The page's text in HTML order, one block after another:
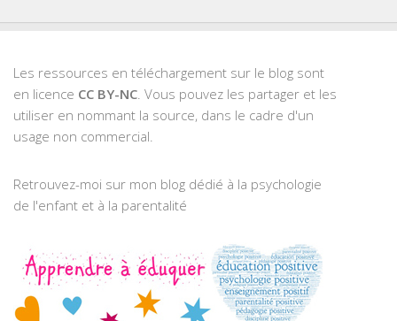
Les ressources en téléchargement sur le blog sont
en licence CC BY-NC . Vous pouvez les partager et les
utiliser en nommant la source, dans le cadre d'un
usage non commercial.
Retrouvez-moi sur mon blog dédié à la psychologie
de l'enfant et à la parentalité